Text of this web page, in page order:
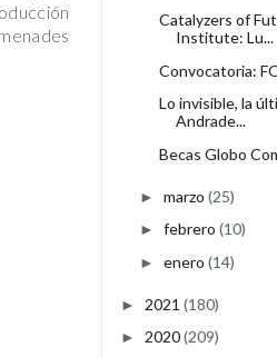
Catalyzers of
Institute: Lu...
Convocatoria:
Lo invisible, la
Andrade...
Becas Globo
► marzo (25)
► febrero (10)
► enero (14)
► 2021 (180)
► 2020(209)